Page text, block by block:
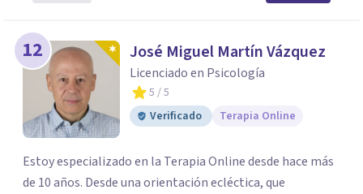
12 José Miguel Martín Vázquez
Licenciado en Psicología
5 / 5
Verificado
Terapia Online
Estoy especializado en la Terapia Online desde hace más
de 10 años. Desde una orientación ecléctica, que